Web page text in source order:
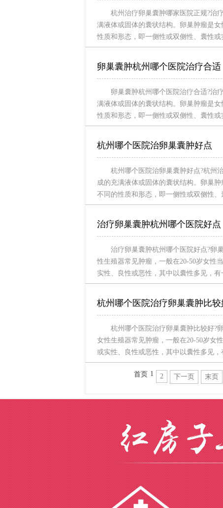
杭州治疗卵巢囊肿哪家医院正规?治
满液体或固体的囊状结构。卵巢肿瘤是
性质和形态，即一侧性或双侧性、囊性
卵巢囊肿杭州哪个医院治疗合适
卵巢囊肿杭州哪个医院治疗合适?治
满液体或固体的囊状结构。卵巢肿瘤是
性质和形态，即一侧性或双侧性、囊性
杭州哪个医院治卵巢囊肿好点
杭州哪个医院治卵巢囊肿好点?杭州
成的充满液体或固体的囊状结构。卵巢
不同的性质和形态，即一侧性或双侧性
治疗卵巢囊肿杭州哪个医院好点
治疗卵巢囊肿杭州哪个医院好点?卵
性生殖器常见肿瘤，一般在20-50岁女性
实性、良性或恶性，其中以囊性多见，
杭州哪个医院治疗卵巢囊肿比较
杭州哪个医院治疗卵巢囊肿比较好?
女性生殖器常见肿瘤，一般在20-50岁女
或实性、良性或恶性，其中以囊性多见
首页 1 2 下一页 末页